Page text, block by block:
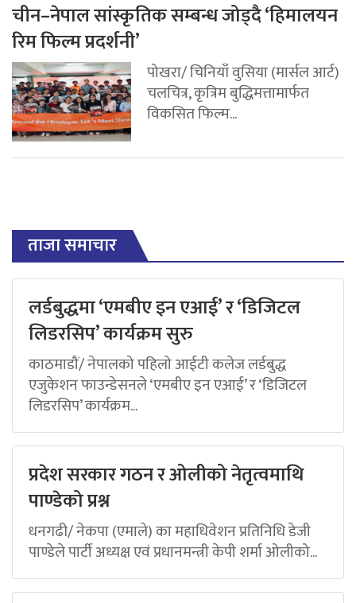
चीन–नेपाल सांस्कृतिक सम्बन्ध जोड्दै ‘हिमालयन
रिम फिल्म प्रदर्शनी’
पोखरा/ चिनियाँ वुसिया (मार्सल आर्ट)
चलचित्र, कृत्रिम बुद्धिमत्तामार्फत
विकसित फिल्म...
ताजा समाचार
लर्डबुद्धमा ‘एमबीए इन एआई’ र ‘डिजिटल
लिडरसिप’ कार्यक्रम सुरु
काठमाडौं/ नेपालको पहिलो आईटी कलेज लर्डबुद्ध
एजुकेशन फाउन्डेसनले ‘एमबीए इन एआई’ र ‘डिजिटल
लिडरसिप’ कार्यक्रम...
प्रदेश सरकार गठन र ओलीको नेतृत्वमाथि
पाण्डेको प्रश्न
धनगढी/ नेकपा (एमाले) का महाधिवेशन प्रतिनिधि डेजी
पाण्डेले पार्टी अध्यक्ष एवं प्रधानमन्त्री केपी शर्मा ओलीको...